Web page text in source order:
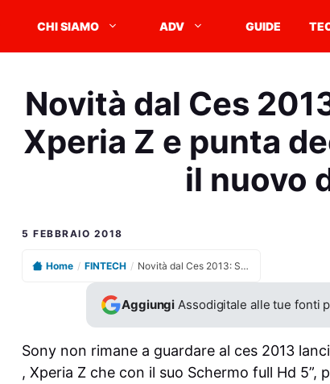
CHI SIAMO ADV GUIDE
Novità dal Ces
Xperia Z e punta
il nuovo
5 FEBBRAIO 2018
Home / FINTECH / Novità dal Ces 2013: Sony lancia il nuovo Xperia Z e punta decisamente sul 4K con il nuovo display oled
Aggiungi Assodigitale alle tue fonti
Sony non rimane a guardare al ces 2013
, Xperia Z che con il suo Schermo full Hd